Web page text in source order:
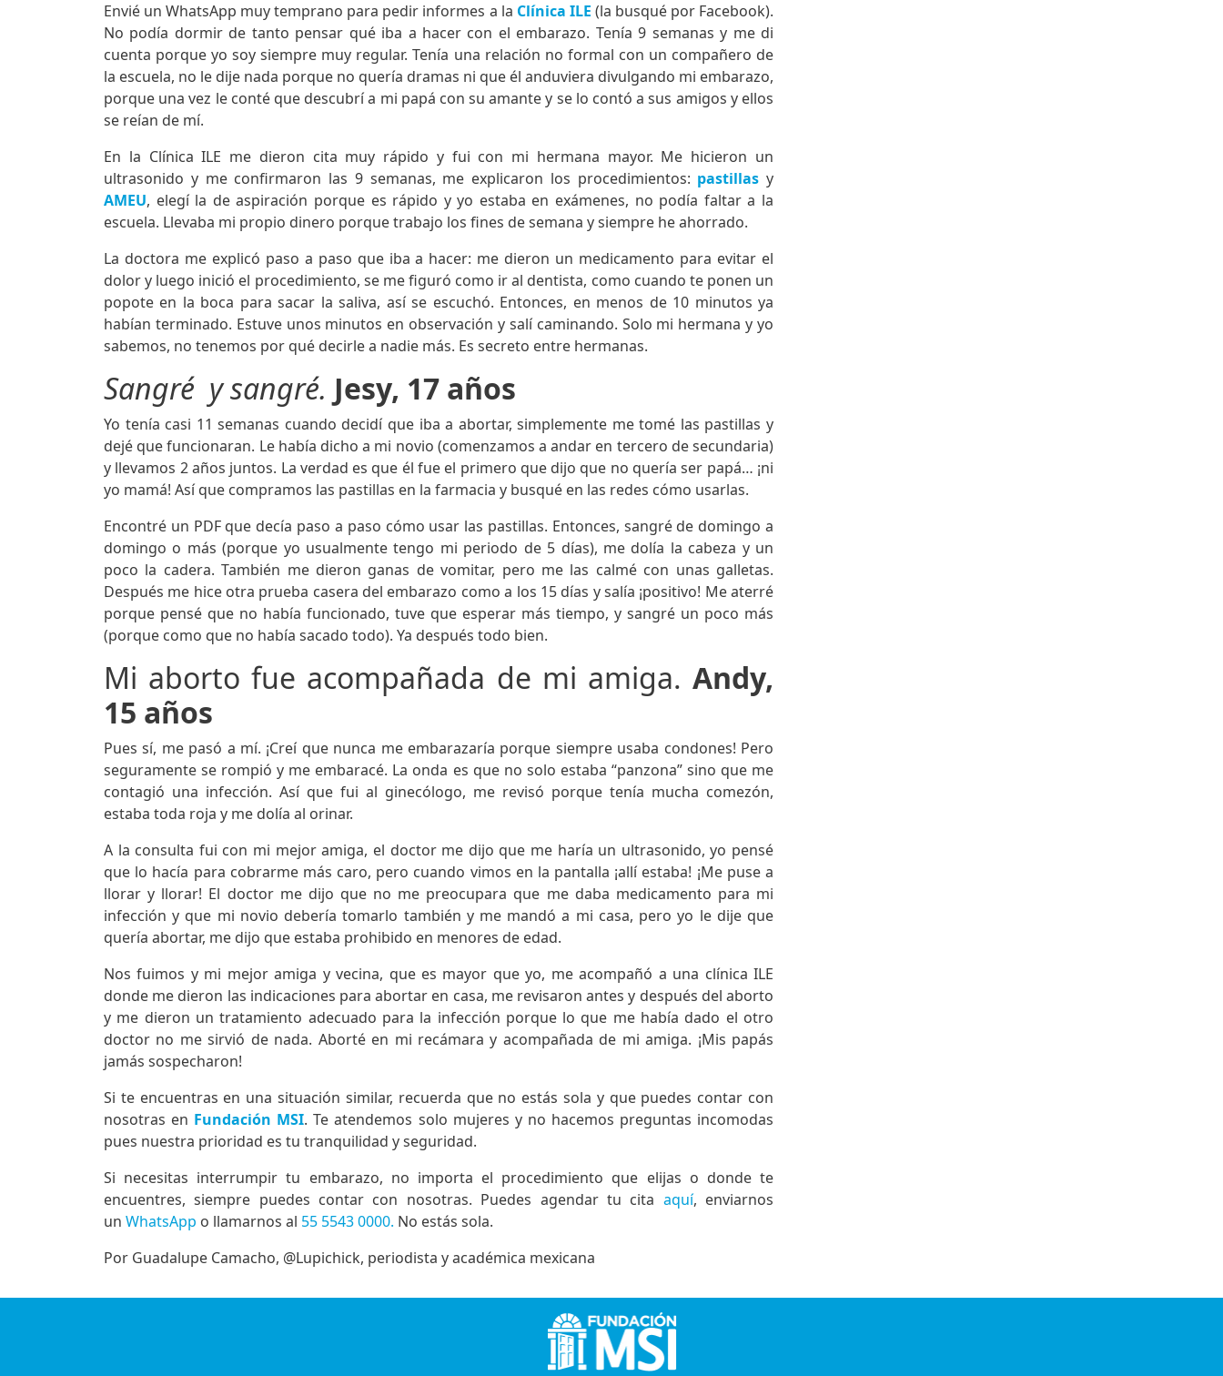
Envié un WhatsApp muy temprano para pedir informes a la Clínica ILE (la busqué por Facebook).
No podía dormir de tanto pensar qué iba a hacer con el embarazo. Tenía 9 semanas y me di
cuenta porque yo soy siempre muy regular. Tenía una relación no formal con un compañero de
la escuela, no le dije nada porque no quería dramas ni que él anduviera divulgando mi embarazo,
porque una vez le conté que descubrí a mi papá con su amante y se lo contó a sus amigos y ellos
se reían de mí.
En la Clínica ILE me dieron cita muy rápido y fui con mi hermana mayor. Me hicieron un
ultrasonido y me confirmaron las 9 semanas, me explicaron los procedimientos: pastillas y
AMEU, elegí la de aspiración porque es rápido y yo estaba en exámenes, no podía faltar a la
escuela. Llevaba mi propio dinero porque trabajo los fines de semana y siempre he ahorrado.
La doctora me explicó paso a paso que iba a hacer: me dieron un medicamento para evitar el
dolor y luego inició el procedimiento, se me figuró como ir al dentista, como cuando te ponen un
popote en la boca para sacar la saliva, así se escuchó. Entonces, en menos de 10 minutos ya
habían terminado. Estuve unos minutos en observación y salí caminando. Solo mi hermana y yo
sabemos, no tenemos por qué decirle a nadie más. Es secreto entre hermanas.
Sangré y sangré. Jesy, 17 años
Yo tenía casi 11 semanas cuando decidí que iba a abortar, simplemente me tomé las pastillas y
dejé que funcionaran. Le había dicho a mi novio (comenzamos a andar en tercero de secundaria)
y llevamos 2 años juntos. La verdad es que él fue el primero que dijo que no quería ser papá… ¡ni
yo mamá! Así que compramos las pastillas en la farmacia y busqué en las redes cómo usarlas.
Encontré un PDF que decía paso a paso cómo usar las pastillas. Entonces, sangré de domingo a
domingo o más (porque yo usualmente tengo mi periodo de 5 días), me dolía la cabeza y un
poco la cadera. También me dieron ganas de vomitar, pero me las calmé con unas galletas.
Después me hice otra prueba casera del embarazo como a los 15 días y salía ¡positivo! Me aterré
porque pensé que no había funcionado, tuve que esperar más tiempo, y sangré un poco más
(porque como que no había sacado todo). Ya después todo bien.
Mi aborto fue acompañada de mi amiga. Andy,
15 años
Pues sí, me pasó a mí. ¡Creí que nunca me embarazaría porque siempre usaba condones! Pero
seguramente se rompió y me embaracé. La onda es que no solo estaba “panzona” sino que me
contagió una infección. Así que fui al ginecólogo, me revisó porque tenía mucha comezón,
estaba toda roja y me dolía al orinar.
A la consulta fui con mi mejor amiga, el doctor me dijo que me haría un ultrasonido, yo pensé
que lo hacía para cobrarme más caro, pero cuando vimos en la pantalla ¡allí estaba! ¡Me puse a
llorar y llorar! El doctor me dijo que no me preocupara que me daba medicamento para mi
infección y que mi novio debería tomarlo también y me mandó a mi casa, pero yo le dije que
quería abortar, me dijo que estaba prohibido en menores de edad.
Nos fuimos y mi mejor amiga y vecina, que es mayor que yo, me acompañó a una clínica ILE
donde me dieron las indicaciones para abortar en casa, me revisaron antes y después del aborto
y me dieron un tratamiento adecuado para la infección porque lo que me había dado el otro
doctor no me sirvió de nada. Aborté en mi recámara y acompañada de mi amiga. ¡Mis papás
jamás sospecharon!
Si te encuentras en una situación similar, recuerda que no estás sola y que puedes contar con
nosotras en Fundación MSI. Te atendemos solo mujeres y no hacemos preguntas incomodas
pues nuestra prioridad es tu tranquilidad y seguridad.
Si necesitas interrumpir tu embarazo, no importa el procedimiento que elijas o donde te
encuentres, siempre puedes contar con nosotras. Puedes agendar tu cita aquí, enviarnos
un WhatsApp o llamarnos al 55 5543 0000. No estás sola.
Por Guadalupe Camacho, @Lupichick, periodista y académica mexicana